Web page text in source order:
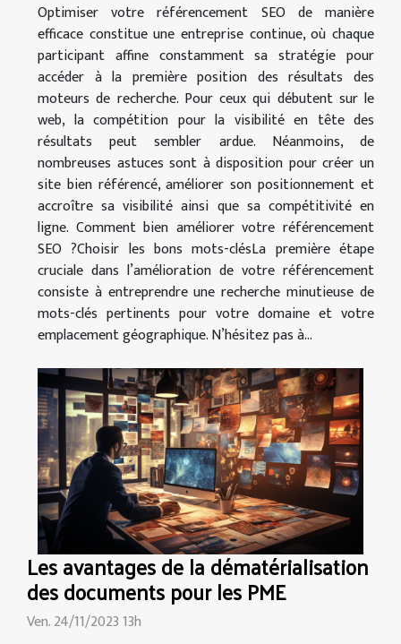
Optimiser votre référencement SEO de manière
efficace constitue une entreprise continue, où chaque
participant affine constamment sa stratégie pour
accéder à la première position des résultats des
moteurs de recherche. Pour ceux qui débutent sur le
web, la compétition pour la visibilité en tête des
résultats peut sembler ardue. Néanmoins, de
nombreuses astuces sont à disposition pour créer un
site bien référencé, améliorer son positionnement et
accroître sa visibilité ainsi que sa compétitivité en
ligne. Comment bien améliorer votre référencement
SEO ?Choisir les bons mots-clésLa première étape
cruciale dans l’amélioration de votre référencement
consiste à entreprendre une recherche minutieuse de
mots-clés pertinents pour votre domaine et votre
emplacement géographique. N’hésitez pas à...
Les avantages de la dématérialisation
des documents pour les PME
Ven. 24/11/2023 13h